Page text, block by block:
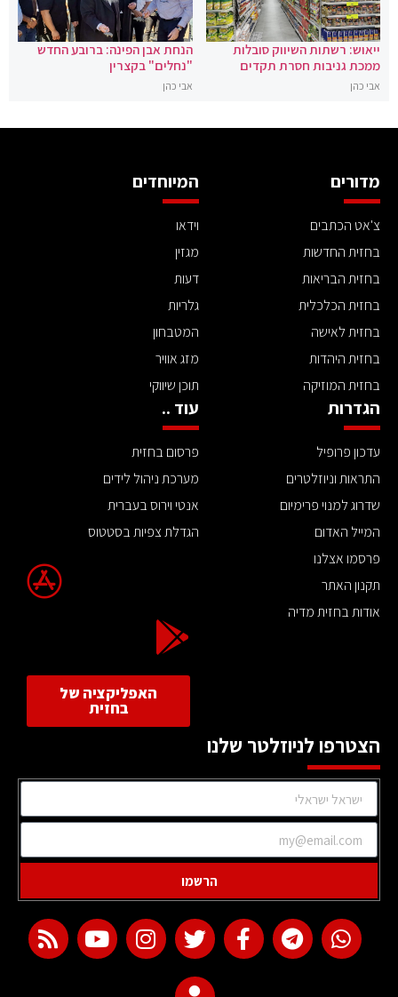
ייאוש: רשתות השיווק סובלות
ממכת גניבות חסרת תקדים
אבי כהן
הנחת אבן הפינה: ברובע החדש
"נחלים" בקצרין
אבי כהן
מדורים
צ'אט הכתבים
בחזית החדשות
בחזית הבריאות
בחזית הכלכלית
בחזית לאישה
בחזית היהדות
בחזית המוזיקה
המיוחדים
וידאו
מגזין
דעות
גלריות
המטבחון
מזג אוויר
תוכן שיווקי
הגדרות
עדכון פרופיל
התראות וניוזלטרים
שדרוג למנוי פרימיום
המייל האדום
פרסמו אצלנו
תקנון האתר
אודות בחזית מדיה
עוד ..
פרסום בחזית
מערכת ניהול לידים
אנטי וירוס בעברית
הגדלת צפיות בסטטוס
האפליקציה של
בחזית
הצטרפו לניוזלטר שלנו
הרשמו